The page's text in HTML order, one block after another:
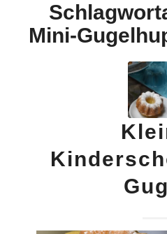
Mini-